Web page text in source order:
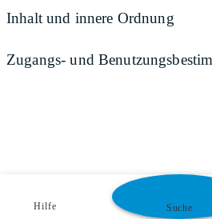
Inhalt und innere Ordnung
Zugangs- und
Hilfe Suche